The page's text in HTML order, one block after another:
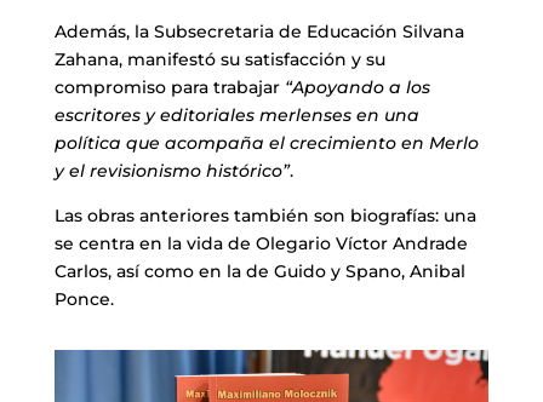
Además, la Subsecretaria de Educación Silvana
Zahana, manifestó su satisfacción y su
compromiso para trabajar “Apoyando a los
escritores y editoriales merlenses en una
política que acompaña el crecimiento en Merlo
y el revisionismo histórico”.
Las obras anteriores también son biografías: una
se centra en la vida de Olegario Víctor Andrade
Carlos, así como en la de Guido y Spano, Anibal
Ponce.